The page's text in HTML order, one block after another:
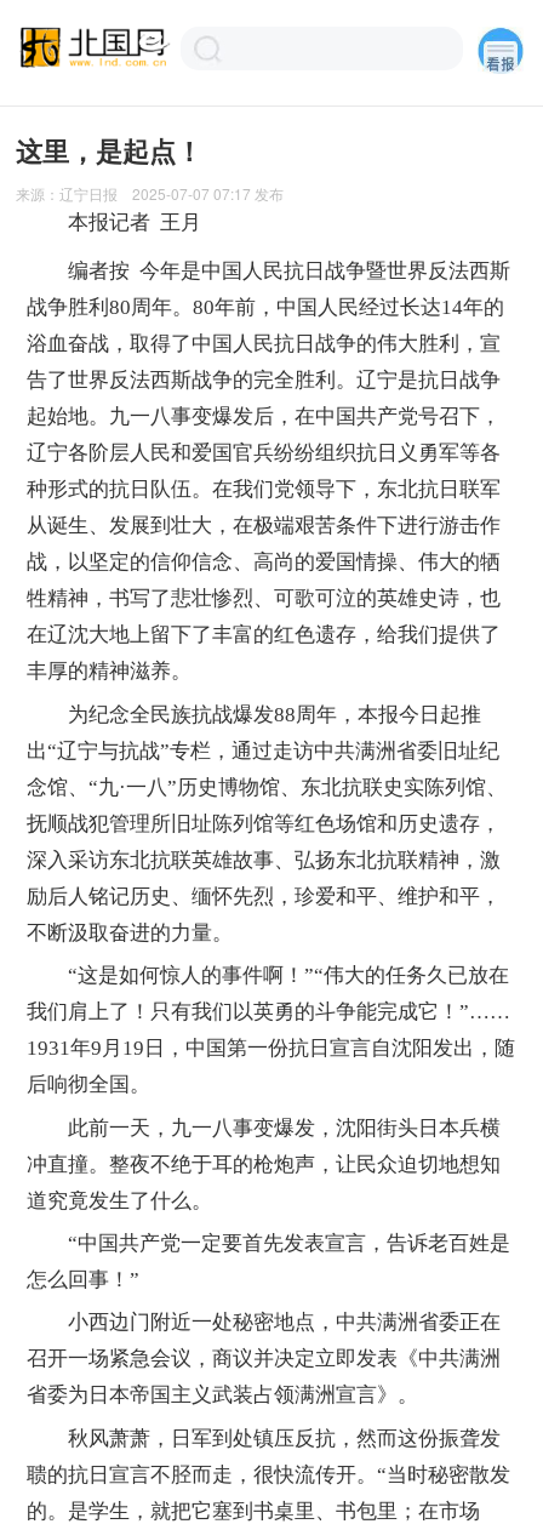
这里，是起点！
来源：辽宁日报 2025-07-07 07:17 发布
本报记者 王月
编者按 今年是中国人民抗日战争暨世界反法西斯
战争胜利80周年。80年前，中国人民经过长达14年的
浴血奋战，取得了中国人民抗日战争的伟大胜利，宣
告了世界反法西斯战争的完全胜利。辽宁是抗日战争
起始地。九一八事变爆发后，在中国共产党号召下，
辽宁各阶层人民和爱国官兵纷纷组织抗日义勇军等各
种形式的抗日队伍。在我们党领导下，东北抗日联军
从诞生、发展到壮大，在极端艰苦条件下进行游击作
战，以坚定的信仰信念、高尚的爱国情操、伟大的牺
牲精神，书写了悲壮惨烈、可歌可泣的英雄史诗，也
在辽沈大地上留下了丰富的红色遗存，给我们提供了
丰厚的精神滋养。
为纪念全民族抗战爆发88周年，本报今日起推
出“辽宁与抗战”专栏，通过走访中共满洲省委旧址纪
念馆、“九·一八”历史博物馆、东北抗联史实陈列馆、
抚顺战犯管理所旧址陈列馆等红色场馆和历史遗存，
深入采访东北抗联英雄故事、弘扬东北抗联精神，激
励后人铭记历史、缅怀先烈，珍爱和平、维护和平，
不断汲取奋进的力量。
“这是如何惊人的事件啊！”“伟大的任务久已放在
我们肩上了！只有我们以英勇的斗争能完成它！”……
1931年9月19日，中国第一份抗日宣言自沈阳发出，随
后响彻全国。
此前一天，九一八事变爆发，沈阳街头日本兵横
冲直撞。整夜不绝于耳的枪炮声，让民众迫切地想知
道究竟发生了什么。
“中国共产党一定要首先发表宣言，告诉老百姓是
怎么回事！”
小西边门附近一处秘密地点，中共满洲省委正在
召开一场紧急会议，商议并决定立即发表《中共满洲
省委为日本帝国主义武装占领满洲宣言》。
秋风萧萧，日军到处镇压反抗，然而这份振聋发
聩的抗日宣言不胫而走，很快流传开。“当时秘密散发
的。是学生，就把它塞到书桌里、书包里；在市场